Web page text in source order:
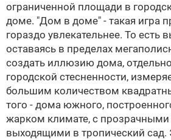
ограниченной площади в
доме. "Дом в доме" - такая игра
гораздо увлекательнее. То есть
оставаясь в пределах
создать иллюзию дома,
городской стесненности,
большим количеством
того - дома южного,
жарком климате, с прозрачными
выходящими в тропический сад.